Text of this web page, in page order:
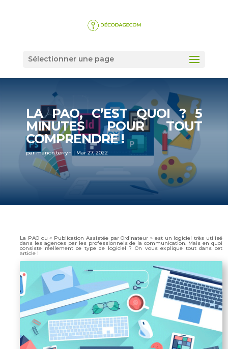
Sélectionner une page
LA PAO, C’EST QUOI ? 5
MINUTES POUR TOUT
COMPRENDRE !
parmanon.terryn | Mar 27, 2022
La PAO ou « Publication Assistée par Ordinateur » est un logiciel très utilisé
dans les agences par les professionnels de la communication. Mais en quoi
consiste réellement ce type de logiciel ? On vous explique tout dans cet
article !